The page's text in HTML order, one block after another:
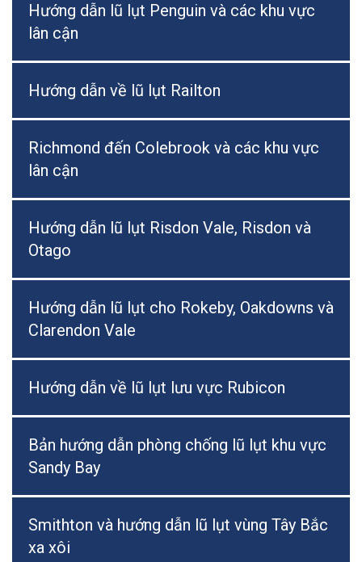
Hướng dẫn lũ lụt Penguin và các khu vực
lân cận
Hướng dẫn về lũ lụt Railton
Richmond đến Colebrook và các khu vực
lân cận
Hướng dẫn lũ lụt Risdon Vale, Risdon và
Otago
Hướng dẫn lũ lụt cho Rokeby, Oakdowns và
Clarendon Vale
Hướng dẫn về lũ lụt lưu vực Rubicon
Bản hướng dẫn phòng chống lũ lụt khu vực
Sandy Bay
Smithton và hướng dẫn lũ lụt vùng Tây Bắc
xa xôi